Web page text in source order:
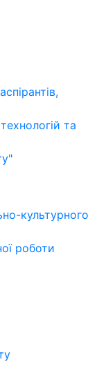
та
культурного
роботи